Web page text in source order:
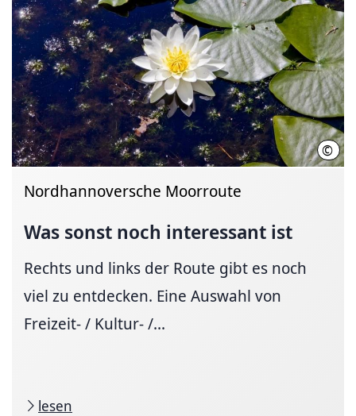
©
Nordhannoversche Moorroute
Was sonst noch interessant ist
Rechts und links der Route gibt es noch
viel zu entdecken. Eine Auswahl von
Freizeit- / Kultur- /...
lesen